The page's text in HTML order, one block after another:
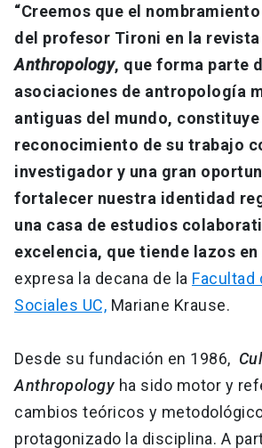
“Creemos que el
del profesor Tironi en la revista
Anthropology, que forma parte
asociaciones de antropología
antiguas del mundo,
reconocimiento de su trabajo
investigador y una gran
fortalecer nuestra identidad
una casa de estudios
excelencia, que tiende lazos
expresa la decana de la Facultad
Sociales UC, Mariane Krause.
Desde su fundación en 1986,
Anthropology ha sido motor y
cambios teóricos y
protagonizado la disciplina. A